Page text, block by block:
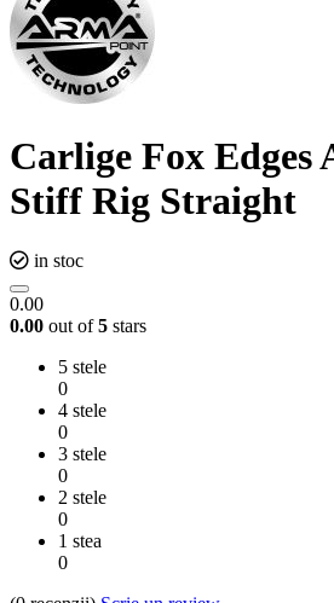
Carlige Fox Edges
Stiff Rig Straight
in stoc
0.00
0.00 out of5 stars
5 stele
0
4 stele
0
3 stele
0
2 stele
0
1 stea
0